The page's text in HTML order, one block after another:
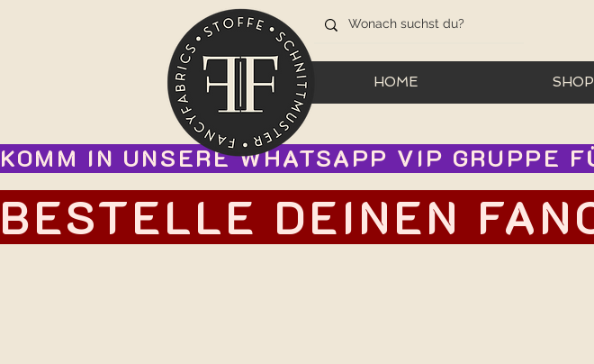
HOME SHOP
KOMM IN UNSERE WHATSAPP VIP
BESTELLE DEINEN